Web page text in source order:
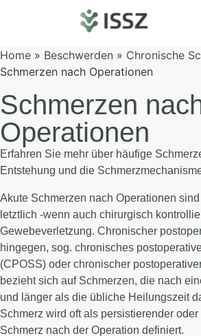
Home » Beschwerden » Chronische
Schmerzen nach Operationen
Schmerzen
Operationen
Erfahren Sie mehr über häufige
Entstehung und die
Akute Schmerzen nach Operationen
letztlich -wenn auch chirurgisch
Gewebeverletzung. Chronischer
hingegen, sog. chronisches
(CPOSS) oder chronischer
bezieht sich auf Schmerzen, die nach
und länger als die übliche Heilungszeit
Schmerz wird oft als persistierender
Schmerz nach der Operation definiert.